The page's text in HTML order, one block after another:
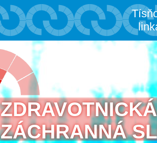
ZDRAVOTNICKÁ
ZÁCHRANNÁ